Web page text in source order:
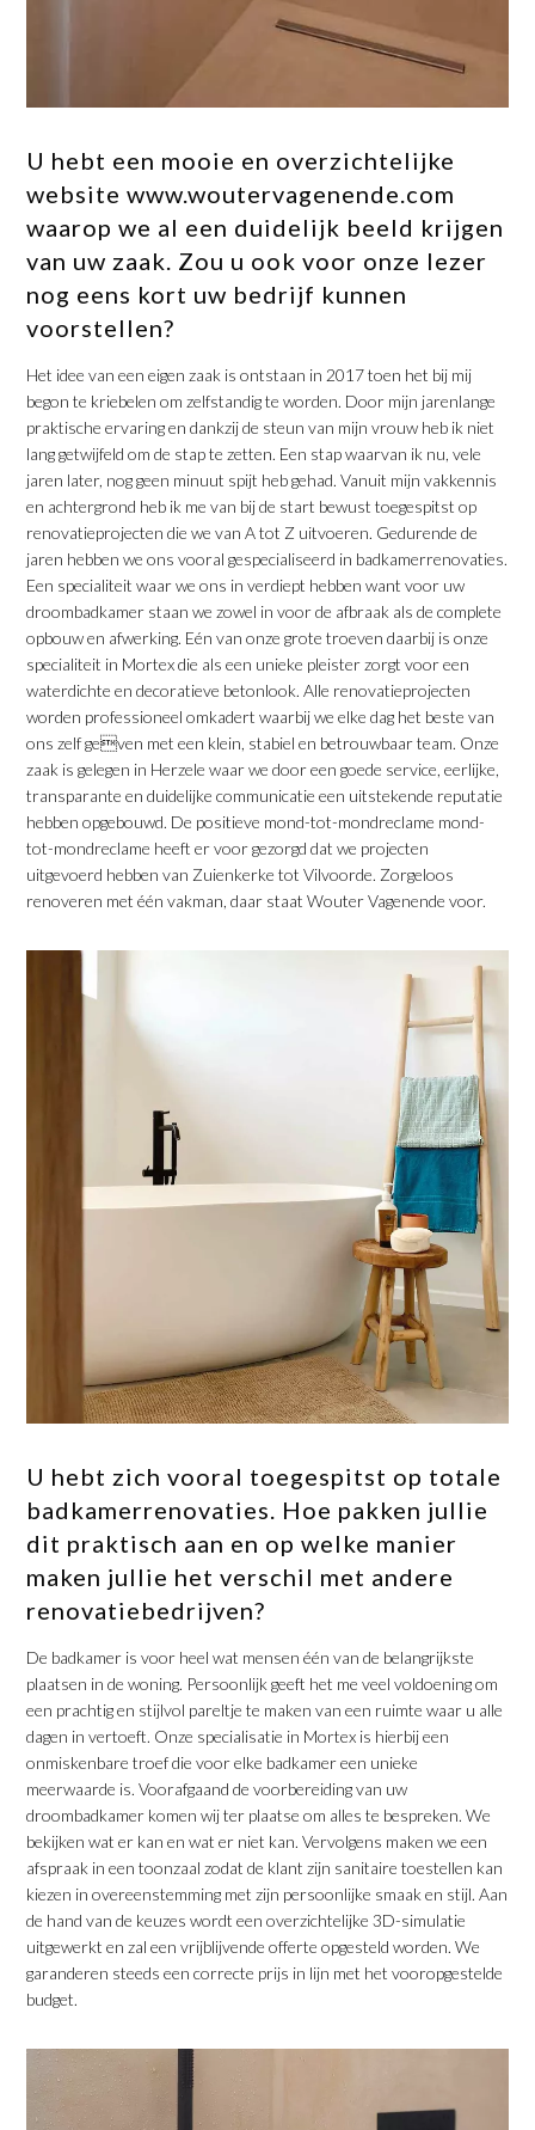
U hebt een mooie en overzichtelijke
website www.woutervagenende.com
waarop we al een duidelijk beeld krijgen
van uw zaak. Zou u ook voor onze lezer
nog eens kort uw bedrijf kunnen
voorstellen?
Het idee van een eigen zaak is ontstaan in 2017 toen het bij mij
begon te kriebelen om zelfstandig te worden. Door mijn jarenlange
praktische ervaring en dankzij de steun van mijn vrouw heb ik niet
lang getwijfeld om de stap te zetten. Een stap waarvan ik nu, vele
jaren later, nog geen minuut spijt heb gehad. Vanuit mijn vakkennis
en achtergrond heb ik me van bij de start bewust toegespitst op
renovatieprojecten die we van A tot Z uitvoeren. Gedurende de
jaren hebben we ons vooral gespecialiseerd in badkamerrenovaties.
Een specialiteit waar we ons in verdiept hebben want voor uw
droombadkamer staan we zowel in voor de afbraak als de complete
opbouw en afwerking. Eén van onze grote troeven daarbij is onze
specialiteit in Mortex die als een unieke pleister zorgt voor een
waterdichte en decoratieve betonlook. Alle renovatieprojecten
worden professioneel omkadert waarbij we elke dag het beste van
ons zelf geven met een klein, stabiel en betrouwbaar team. Onze
zaak is gelegen in Herzele waar we door een goede service, eerlijke,
transparante en duidelijke communicatie een uitstekende reputatie
hebben opgebouwd. De positieve mond-tot-mondreclame mond-
tot-mondreclame heeft er voor gezorgd dat we projecten
uitgevoerd hebben van Zuienkerke tot Vilvoorde. Zorgeloos
renoveren met één vakman, daar staat Wouter Vagenende voor.
U hebt zich vooral toegespitst op totale
badkamerrenovaties. Hoe pakken jullie
dit praktisch aan en op welke manier
maken jullie het verschil met andere
renovatiebedrijven?
De badkamer is voor heel wat mensen één van de belangrijkste
plaatsen in de woning. Persoonlijk geeft het me veel voldoening om
een prachtig en stijlvol pareltje te maken van een ruimte waar u alle
dagen in vertoeft. Onze specialisatie in Mortex is hierbij een
onmiskenbare troef die voor elke badkamer een unieke
meerwaarde is. Voorafgaand de voorbereiding van uw
droombadkamer komen wij ter plaatse om alles te bespreken. We
bekijken wat er kan en wat er niet kan. Vervolgens maken we een
afspraak in een toonzaal zodat de klant zijn sanitaire toestellen kan
kiezen in overeenstemming met zijn persoonlijke smaak en stijl. Aan
de hand van de keuzes wordt een overzichtelijke 3D-simulatie
uitgewerkt en zal een vrijblijvende offerte opgesteld worden. We
garanderen steeds een correcte prijs in lijn met het vooropgestelde
budget.